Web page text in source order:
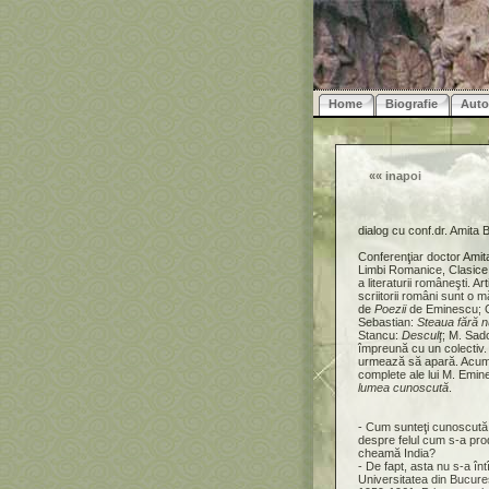
Home Biografie
«« inapoi
dialog cu conf.dr. Amita
Conferenţiar doctor
Limbi Romanice,
a literaturii româneşti.
scriitorii români sunt o
de Poeziide Eminescu;
Sebastian: Steaua fără
Stancu: Desculţ; M.
împreună cu un
urmează să apară.
complete ale lui M.
lumea cunoscută
- Cum sunteţi
despre felul cum s-a
cheamă India?
- De fapt, asta nu s-a
Universitatea din